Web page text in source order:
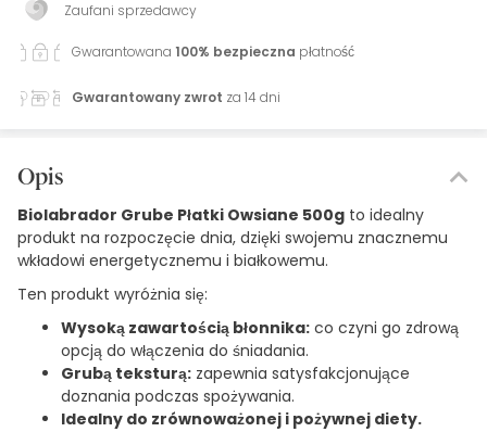
Zaufani sprzedawcy
Gwarantowana 100% bezpieczna płatność
Gwarantowany zwrot za 14 dni
Opis
Biolabrador Grube Płatki Owsiane 500g to idealny
produkt na rozpoczęcie dnia, dzięki swojemu znacznemu
wkładowi energetycznemu i białkowemu.
Ten produkt wyróżnia się:
Wysoką zawartością błonnika: co czyni go zdrową
opcją do włączenia do śniadania.
Grubą teksturą: zapewnia satysfakcjonujące
doznania podczas spożywania.
Idealny do zrównoważonej i pożywnej diety.